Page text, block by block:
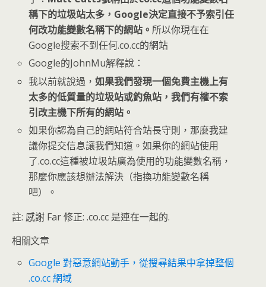
稱下的垃圾站太多，Google決定直接不予索引任
何改功能變數名稱下的網站。 所以你現在在
Google搜索不到任何.co.cc的網站
Google的JohnMu解釋說：
我以前就說過，如果我們發現一個免費主機上有
太多的低質量的垃圾站或釣魚站，我們有權不索
引改主機下所有的網站。
如果你認為自己的網站符合站長守則，那麼我建
議你提交信息讓我們知道。如果你的網站使用
了.co.cc這種被垃圾站廣為使用的功能變數名稱，
那麼你應該想辦法解決（指換功能變數名稱
吧）。
註: 感謝 Far 修正: .co.cc 是連在一起的.
相關文章
Google 對惡意網站動手，從搜尋結果中拿掉整個
.co.cc 網域